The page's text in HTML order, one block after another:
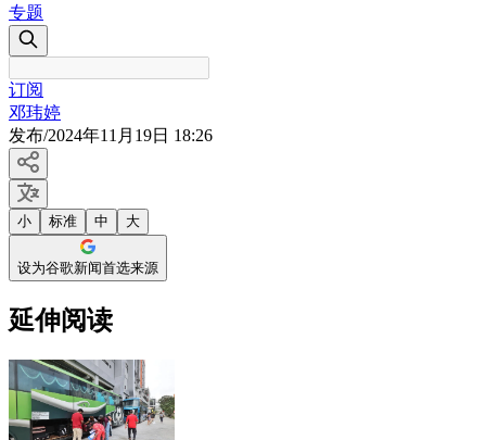
专题
订阅
邓玮婷
发布/2024年11月19日 18:26
小 标准 中 大
设为谷歌新闻首选来源
延伸阅读